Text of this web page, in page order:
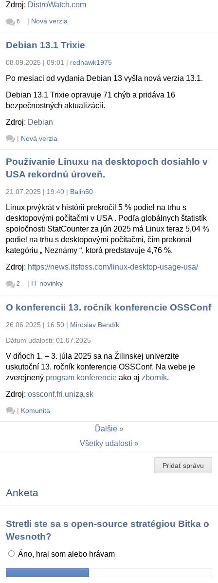
Zdroj: DistroWatch.com
6 | Nová verzia
Debian 13.1 Trixie
08.09.2025 | 09:01 | redhawk1975
Po mesiaci od vydania Debian 13 vyšla nová verzia 13.1.
Debian 13.1 Trixie opravuje 71 chýb a pridáva 16
bezpečnostných aktualizácií.
Zdroj: Debian
| Nová verzia
Používanie Linuxu na desktopoch dosiahlo v
USA rekordnú úroveň.
21.07.2025 | 19:40 | Balin50
Linux prvýkrát v histórii prekročil 5 % podiel na trhu s
desktopovými počítačmi v USA . Podľa globálnych štatistík
spoločnosti StatCounter za jún 2025 má Linux teraz 5,04 %
podiel na trhu s desktopovými počítačmi, čím prekonal
kategóriu „ Neznámy “, ktorá predstavuje 4,76 %.
Zdroj: https://news.itsfoss.com/linux-desktop-usage-usa/
2 | IT novinky
O konferencii 13. ročník konferencie OSSConf
26.06.2025 | 16:50 | Miroslav Bendík
Dátum udalosti: 01.07.2025
V dňoch 1. – 3. júla 2025 sa na Žilinskej univerzite
uskutoční 13. ročník konferencie OSSConf. Na webe je
zverejnený program konferencie ako aj zborník.
Zdroj: ossconf.fri.uniza.sk
| Komunita
Ďalšie
Všetky udalosti
Pridať správu
Anketa
Stretli ste sa s open-source stratégiou Bitka o
Wesnoth?
Áno, hral som alebo hrávam